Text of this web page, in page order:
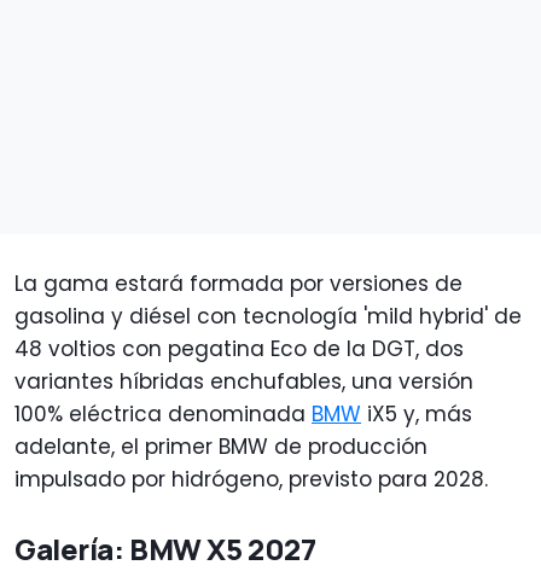
La gama estará formada por versiones de
gasolina y diésel con tecnología 'mild hybrid' de
48 voltios con pegatina Eco de la DGT, dos
variantes híbridas enchufables, una versión
100% eléctrica denominada BMW iX5 y, más
adelante, el primer BMW de producción
impulsado por hidrógeno, previsto para 2028.
Galería: BMW X5 2027